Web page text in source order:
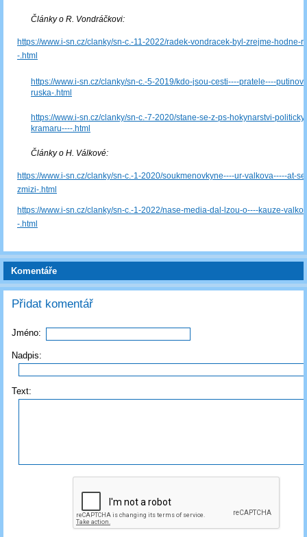
Články o R. Vondráčkovi:
https://www.i-sn.cz/clanky/sn-c.-11-2022/radek-vondracek-byl-zrejme-hodne-
-.html
https://www.i-sn.cz/clanky/sn-c.-5-2019/kdo-jsou-cesti----pratele----
ruska-.html
https://www.i-sn.cz/clanky/sn-c.-7-2020/stane-se-z-ps-hokynarstvi-
kramaru----.html
Články o H. Válkové:
https://www.i-sn.cz/clanky/sn-c.-1-2020/soukmenovkyne----ur-valkova-----at-
zmizi-.html
https://www.i-sn.cz/clanky/sn-c.-1-2022/nase-media-dal-lzou-o----kauze-
-.html
Komentáře
Přidat komentář
Jméno:
Nadpis:
Text: